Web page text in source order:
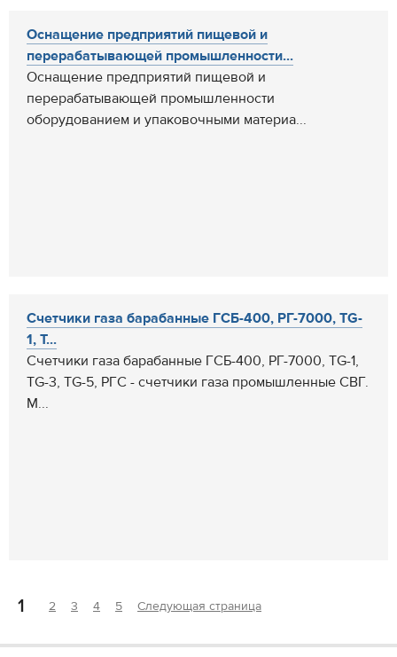
Оснащение предприятий пищевой и
перерабатывающей промышленности...
Оснащение предприятий пищевой и
перерабатывающей промышленности
оборудованием и упаковочными материа...
Счетчики газа барабанные ГСБ-400, РГ-7000, TG-
1, T...
Счетчики газа барабанные ГСБ-400, РГ-7000, TG-1,
TG-3, TG-5, РГС - счетчики газа промышленные СВГ.
М...
1 2 3 4 5 Следующая страница